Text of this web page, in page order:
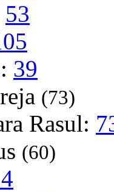
53
39
(73)
Rasul:
(60)